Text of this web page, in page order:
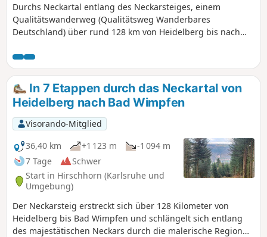
Durchs Neckartal entlang des Neckarsteiges, einem
Qualitätswanderweg (Qualitätsweg Wanderbares
Deutschland) über rund 128 km von Heidelberg bis nach
Mehrtages- oder Tagestour erwandern. Damit dieser
zusammengefasste Teilabschnitt von der Länge auch
wanderbar bleibt, haben wir ein paar Anpassungen am
Streckenverlauf vorgenommen.
In 7 Etappen durch das Neckartal von
Heidelberg nach Bad Wimpfen
Visorando-Mitglied
36,40 km
+1 123 m
-1 094 m
7 Tage
Schwer
Start in Hirschhorn (Karlsruhe und
Umgebung)
Der Neckarsteig erstreckt sich über 128 Kilometer von
Heidelberg bis Bad Wimpfen und schlängelt sich entlang
des majestätischen Neckars durch die malerische Region